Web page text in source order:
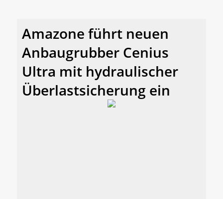
Amazone führt neuen
Anbaugrubber Cenius
Ultra mit hydraulischer
Überlastsicherung ein